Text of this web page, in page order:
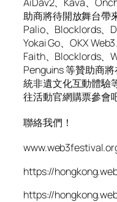
助商將待開放舞台帶
Palio、Blocklords、
Yokai Go、OKX
Faith、Blocklords、
Penguins 等贊助商
統非遺文化互動體驗
往活動官網購票參會
聯絡我們！
https://
https://